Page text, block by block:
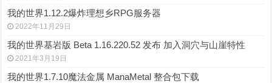
我的世界1.12.2爆炸理想乡RPG服务器
2022年11月29日
我的世界基岩版 Beta 1.16.220.52 发布 加入洞穴与山崖特性
2021年3月19日
我的世界1.7.10魔法金属 ManaMetal 整合包下载